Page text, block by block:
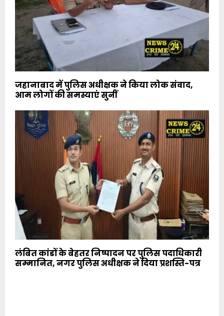
जहानाबाद में पुलिस अधीक्षक ने किया लोक संवाद,
आम लोगों की समस्याएं सुनीं
लंबित कांडों के बेहतर निष्पादन पर पुलिस पदाधिकारी
सम्मानित, नगर पुलिस अधीक्षक ने दिया प्रशस्ति-पत्र